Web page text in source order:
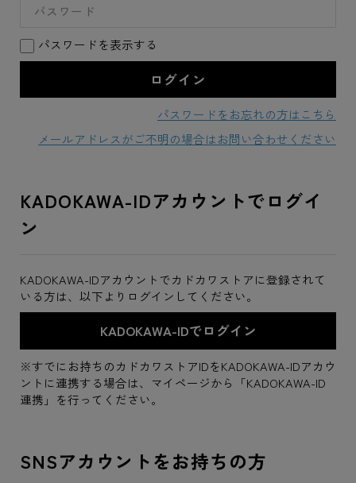
パスワードを表示する
パスワードをお忘れの方はこちら
メールアドレスがご不明の場合はお問い合わせください
KADOKAWA-IDアカウントでログイ
ン
KADOKAWA-IDアカウントでカドカワストアに登録されて
いる方は、以下よりログインしてください。
※すでにお持ちのカドカワストアIDをKADOKAWA-IDアカウ
ントに連携する場合は、マイページから「KADOKAWA-ID
連携」を行ってください。
SNSアカウントをお持ちの方